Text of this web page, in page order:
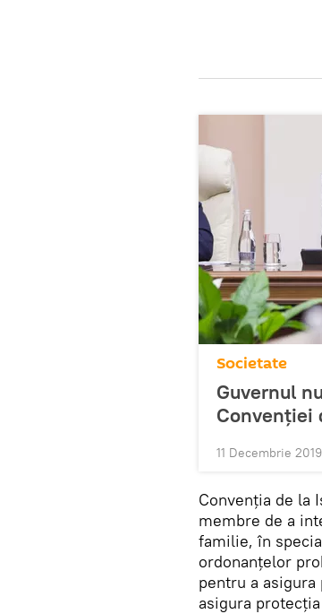
Societate
Guvernul
Convenției
11 Decembrie
Convenția de la
membre de a
familie, în
ordonanțelor
pentru a
asigura